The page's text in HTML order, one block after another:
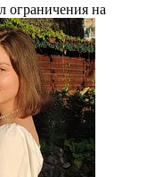
ограничения на